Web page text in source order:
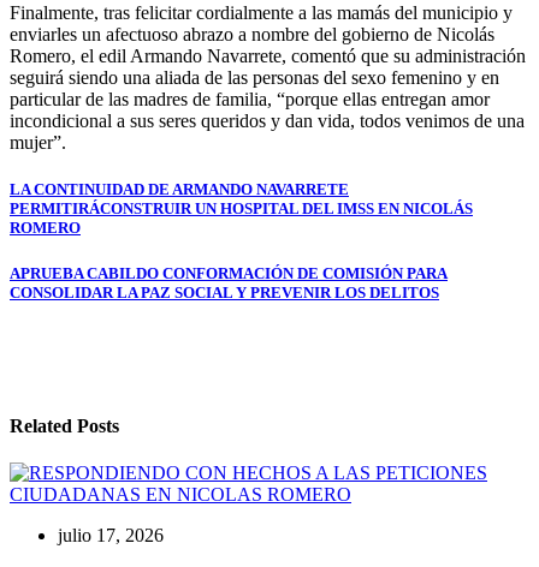
Finalmente, tras felicitar cordialmente a las mamás del municipio y
enviarles un afectuoso abrazo a nombre del gobierno de Nicolás
Romero, el edil Armando Navarrete, comentó que su administración
seguirá siendo una aliada de las personas del sexo femenino y en
particular de las madres de familia, “porque ellas entregan amor
incondicional a sus seres queridos y dan vida, todos venimos de una
mujer”.
Navegación
de
LA CONTINUIDAD DE ARMANDO NAVARRETE
PERMITIRÁCONSTRUIR UN HOSPITAL DEL IMSS EN NICOLÁS
ROMERO
APRUEBA CABILDO CONFORMACIÓN DE COMISIÓN PARA
CONSOLIDAR LA PAZ SOCIAL Y PREVENIR LOS DELITOS
Related Posts
julio 17, 2026